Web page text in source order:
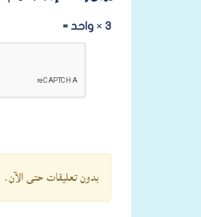
3 × واحد =
بدون تعليقات حتى الآن.